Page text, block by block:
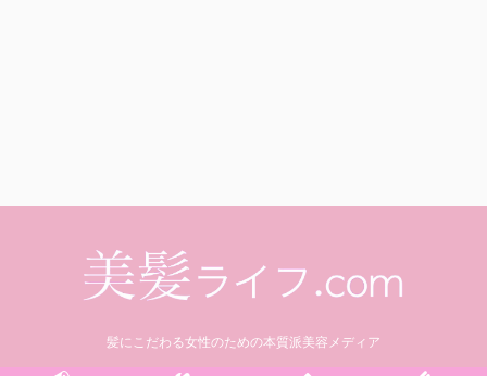
髪にこだわる女性のための本質派美容メディア